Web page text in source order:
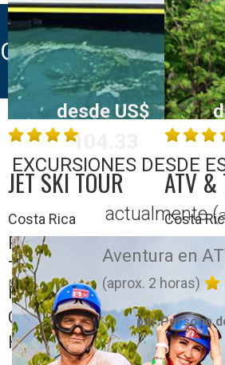
desde US$
104.33
JET SKI TOUR
Costa Rica
Playa Mansita,
Tamarindo, Playa
Flamingo, Playa
Conchal, Playa
Hermosa ...
MÁS INFO
ATV &
Costa
Playa
MÁS INFO
CABINAS LAS
EXCURSIONES DESDE
actualmente (
Aventura en
(aprox. 2 horas)
por Persona